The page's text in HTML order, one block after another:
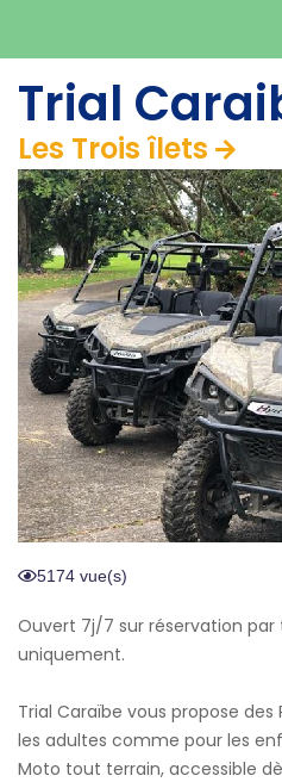
Trial
Les Trois îlets
5174 vue(s)
Ouvert 7j/7 sur réservation
uniquement.
Trial Caraïbe vous propose
les adultes comme pour les
Moto tout terrain, accessible